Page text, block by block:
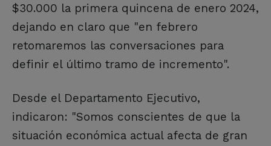
$30.000 la primera quincena de enero 2024,
dejando en claro que "en febrero
retomaremos las conversaciones para
definir el último tramo de incremento".
Desde el Departamento Ejecutivo,
indicaron: "Somos conscientes de que la
situación económica actual afecta de gran